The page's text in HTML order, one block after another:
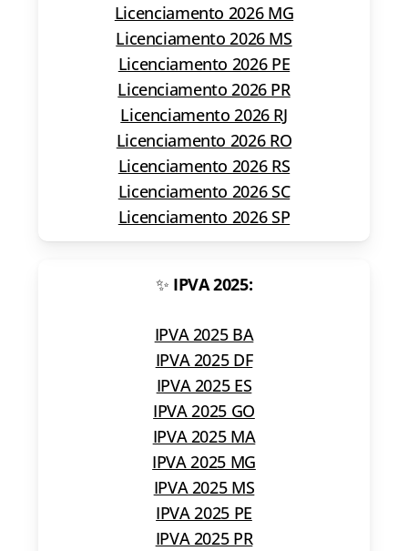
Licenciamento 2026 MG
Licenciamento 2026 MS
Licenciamento 2026 PE
Licenciamento 2026 PR
Licenciamento 2026 RJ
Licenciamento 2026 RO
Licenciamento 2026 RS
Licenciamento 2026 SC
Licenciamento 2026 SP
✨ IPVA 2025:
IPVA 2025 BA
IPVA 2025 DF
IPVA 2025 ES
IPVA 2025 GO
IPVA 2025 MA
IPVA 2025 MG
IPVA 2025 MS
IPVA 2025 PE
IPVA 2025 PR